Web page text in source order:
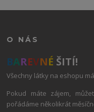
O NÁS
BAREVNÉ ŠITÍ!
Všechny látky na eshopu
Pokud máte zájem,
pořádáme několikrát